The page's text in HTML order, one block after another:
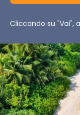
Cliccando su "Vai",